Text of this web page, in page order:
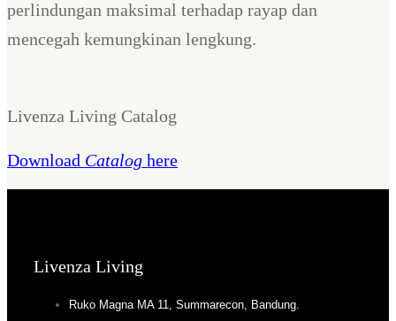
perlindungan maksimal terhadap rayap dan
mencegah kemungkinan lengkung.
Livenza Living Catalog
Download Catalog here
Livenza Living
Ruko Magna MA 11, Summarecon, Bandung.